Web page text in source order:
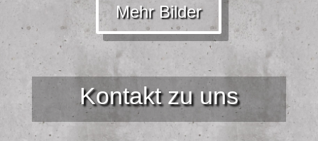
Mehr Bilder
Kontakt zu uns